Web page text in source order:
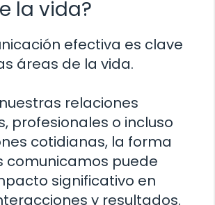
la vida?
efectiva es clave
áreas de la vida.
relaciones
profesionales o incluso
cotidianas, la forma
comunicamos puede
significativo en
y resultados.